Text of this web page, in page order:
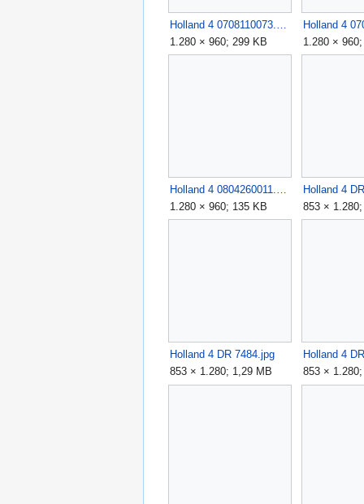
1.280 × 960; 299 KB
1.280 ×
1.280 × 960; 135 KB
Holland 4
853 ×
Holland 4 DR 7484.jpg
853 × 1.280; 1,29 MB
Holland 4
853 ×